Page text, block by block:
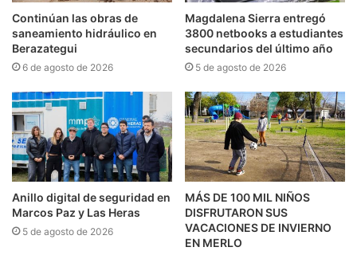
Continúan las obras de
saneamiento hidráulico en
Berazategui
6 de agosto de 2026
Magdalena Sierra entregó
3800 netbooks a estudiantes
secundarios del último año
5 de agosto de 2026
Anillo digital de seguridad en
Marcos Paz y Las Heras
5 de agosto de 2026
MÁS DE 100 MIL NIÑOS
DISFRUTARON SUS
VACACIONES DE INVIERNO
EN MERLO